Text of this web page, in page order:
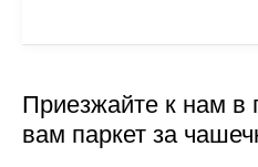
Приезжайте к нам в
вам паркет за